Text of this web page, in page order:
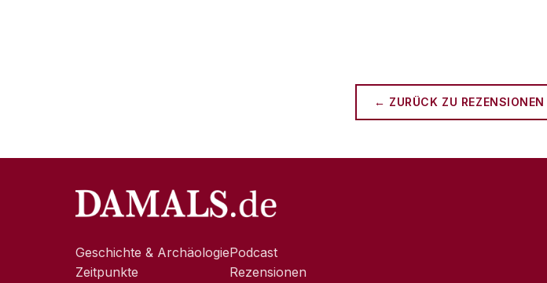
← ZURÜCK ZU REZENSIONEN
Geschichte & Archäologie
Zeitpunkte
Podcast
Rezensionen